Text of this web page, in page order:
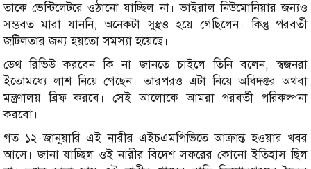
তাকে ভেন্টিলেটরে ওঠানো যাচ্ছিল না। ভাইরাল নিউমোনিয়ার জন্যও
সম্ভবত মারা যাননি, অনেকটা সুস্থও হয়ে গেছিলেন। কিন্তু পরবর্তী
জটিলতার জন্য হয়তো সমস্যা হয়েছে।
ডেথ রিভিউ করবেন কি না জানতে চাইলে তিনি বলেন, স্বজনরা
ইতোমধ্যে লাশ নিয়ে গেছেন। তারপরও এটা নিয়ে অধিদপ্তর অথবা
মন্ত্রণালয় ব্রিফ করবে। সেই আলোকে আমরা পরবর্তী পরিকল্পনা
করবো।
গত ১২ জানুয়ারি এই নারীর এইচএমপিভিতে আক্রান্ত হওয়ার খবর
আসে। জানা যাচ্ছিল ওই নারীর বিদেশ সফরের কোনো ইতিহাস ছিল